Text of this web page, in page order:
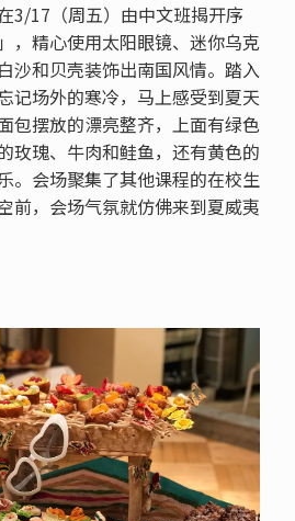
3/17（周五）由中文班揭开序
，精心使用太阳眼镜、迷你乌克
沙和贝壳装饰出南国风情。踏入
记场外的寒冷，马上感受到夏天
包摆放的漂亮整齐，上面有绿色
玫瑰、牛肉和鲑鱼，还有黄色的
。会场聚集了其他课程的在校生
前，会场气氛就仿佛来到夏威夷